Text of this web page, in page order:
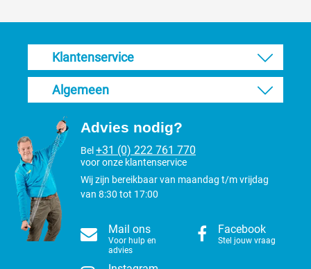
Klantenservice
Algemeen
Advies nodig?
Bel +31 (0) 222 761 770
voor onze klantenservice
Wij zijn bereikbaar van maandag t/m vrijdag
van 8:30 tot 17:00
Mail ons
Voor hulp en
advies
Facebook
Stel jouw vraag